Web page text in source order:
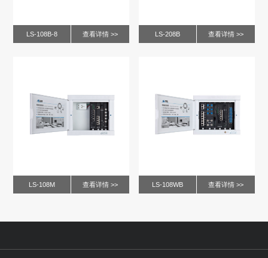
LS-108B-8 查看详情 >> LS-208B 查看详情 >>
LS-108M 查看详情 >> LS-108WB 查看详情 >>